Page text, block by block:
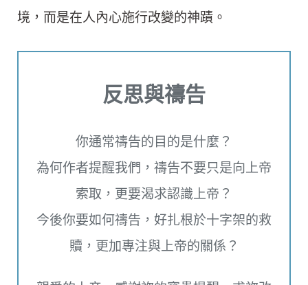
境，而是在人內心施行改變的神蹟。
反思與禱告
你通常禱告的目的是什麼？
為何作者提醒我們，禱告不要只是向上帝
索取，更要渴求認識上帝？
今後你要如何禱告，好扎根於十字架的救
贖，更加專注與上帝的關係？